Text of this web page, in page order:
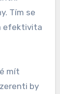
Tyto
své
na